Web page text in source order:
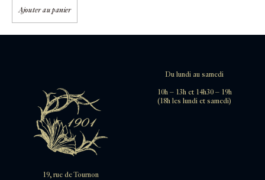
Ajouter au panier
Du lundi au samedi
10h – 13h et 14h30 – 19h
(18h les lundi et samedi)
19, rue de Tournon